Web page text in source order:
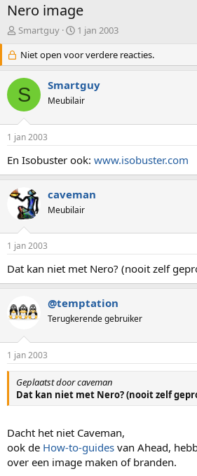
Nero image
O
d
e
r
w
e
s
t
a
t
e
r
Smartguy
S
a
r
t
d
a
m
1 jan 2003
Niet open voor verdere reacties.
S Smartguy
Meubilair
1 jan 2003
En Isobuster ook: www.isobuster.com
caveman
Meubilair
1 jan 2003
Dat kan niet met Nero? (nooit zelf
@temptation
Terugkerende gebruiker
1 jan 2003
Geplaatst door caveman
Dat kan niet met Nero? (nooit zelf
Dacht het niet Caveman,
ook de How-to-guides van Ahead,
over een image maken of branden.